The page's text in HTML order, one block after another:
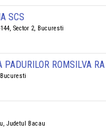
SCS
144, Sector 2, Bucuresti
PADURILOR ROMSILVA RA
Bucuresti
Judetul Bacau